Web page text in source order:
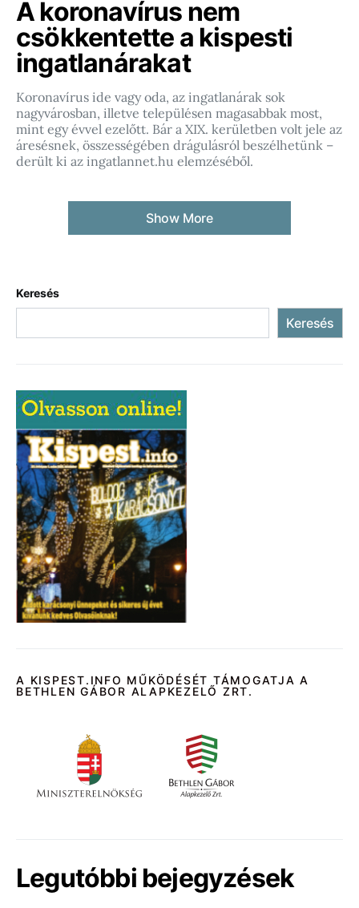
A koronavírus nem
csökkentette a kispesti
ingatlanárakat
Koronavírus ide vagy oda, az ingatlanárak sok
nagyvárosban, illetve településen magasabbak most,
mint egy évvel ezelőtt. Bár a XIX. kerületben volt jele az
áresésnek, összességében drágulásról beszélhetünk –
derült ki az ingatlannet.hu elemzéséből.
Show More
Keresés
Keresés
A KISPEST.INFO MŰKÖDÉSÉT TÁMOGATJA A
BETHLEN GÁBOR ALAPKEZELŐ ZRT.
Legutóbbi bejegyzések